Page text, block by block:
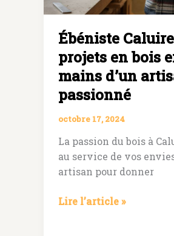
Ébéniste
projets en bois
mains d’un
passionné
octobre 17, 2024
La passion du bois à
au service de vos
artisan pour donner
Ébéniste
Lire l’article »